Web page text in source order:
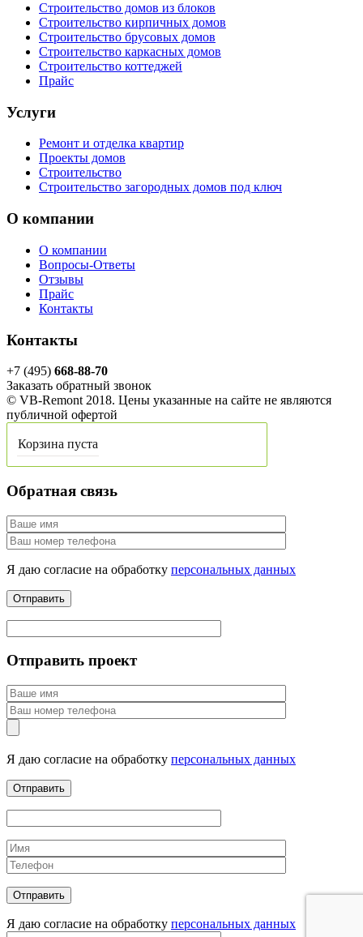
Строительство домов из блоков
Строительство кирпичных домов
Строительство брусовых домов
Строительство каркасных домов
Строительство коттеджей
Прайс
Услуги
Ремонт и отделка квартир
Проекты домов
Строительство
Строительство загородных домов под ключ
О компании
О компании
Вопросы-Ответы
Отзывы
Прайс
Контакты
Контакты
+7 (495) 668-88-70
Заказать обратный звонок
© VB-Remont 2018. Цены указанные на сайте не являются
публичной офертой
Корзина пуста
Обратная связь
Я даю согласие на обработку персональных данных
Отправить проект
Я даю согласие на обработку персональных данных
Я даю согласие на обработку персональных данных